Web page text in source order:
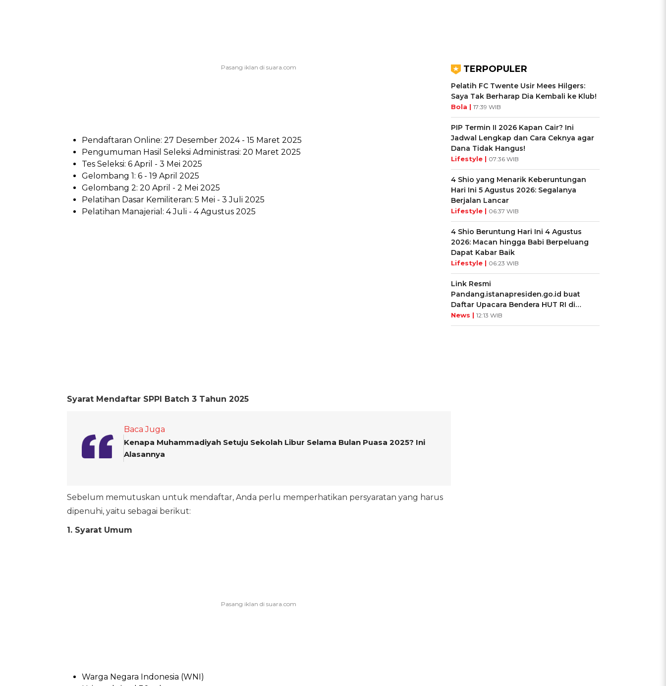
Pendaftaran Online: 27 Desember 2024 - 15 Maret 2025
Pengumuman Hasil Seleksi Administrasi: 20 Maret 2025
Tes Seleksi: 6 April - 3 Mei 2025
Gelombang 1: 6 - 19 April 2025
Gelombang 2: 20 April - 2 Mei 2025
Pelatihan Dasar Kemiliteran: 5 Mei - 3 Juli 2025
Pelatihan Manajerial: 4 Juli - 4 Agustus 2025
Syarat Mendaftar SPPI Batch 3 Tahun 2025
Baca Juga
Kenapa Muhammadiyah Setuju Sekolah Libur Selama Bulan Puasa 2025? Ini
Alasannya
Sebelum memutuskan untuk mendaftar, Anda perlu memperhatikan persyaratan yang harus
dipenuhi, yaitu sebagai berikut:
1. Syarat Umum
Warga Negara Indonesia (WNI)
TERPOPULER
Pelatih FC Twente Usir Mees Hilgers:
Saya Tak Berharap Dia Kembali ke Klub!
Bola | 17:39 WIB
PIP Termin II 2026 Kapan Cair? Ini
Jadwal Lengkap dan Cara Ceknya agar
Dana Tidak Hangus!
Lifestyle | 07:36 WIB
4 Shio yang Menarik Keberuntungan
Hari Ini 5 Agustus 2026: Segalanya
Berjalan Lancar
Lifestyle | 06:37 WIB
4 Shio Beruntung Hari Ini 4 Agustus
2026: Macan hingga Babi Berpeluang
Dapat Kabar Baik
Lifestyle | 06:23 WIB
Link Resmi
Pandang.istanapresiden.go.id buat
Daftar Upacara Bendera HUT RI di
Istana Negara
News | 12:13 WIB